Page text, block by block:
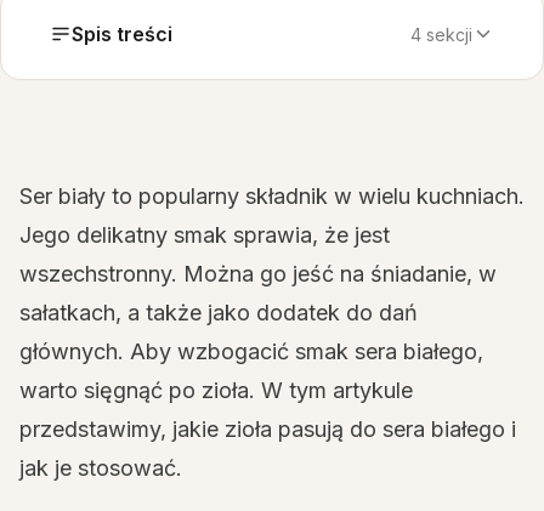
Spis treści 4 sekcji
Ser biały to popularny składnik w wielu kuchniach.
Jego delikatny smak sprawia, że jest
wszechstronny. Można go jeść na śniadanie, w
sałatkach, a także jako dodatek do dań
głównych. Aby wzbogacić smak sera białego,
warto sięgnąć po zioła. W tym artykule
przedstawimy, jakie zioła pasują do sera białego i
jak je stosować.